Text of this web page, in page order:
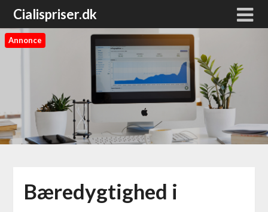
Cialispriser.dk
Annonce
Bæredygtighed i